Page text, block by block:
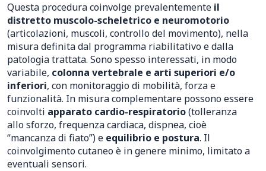
Questa procedura coinvolge prevalentemente il
distretto muscolo-scheletrico e neuromotorio
(articolazioni, muscoli, controllo del movimento), nella
misura definita dal programma riabilitativo e dalla
patologia trattata. Sono spesso interessati, in modo
variabile, colonna vertebrale e arti superiori e/o
inferiori, con monitoraggio di mobilità, forza e
funzionalità. In misura complementare possono essere
coinvolti apparato cardio-respiratorio(tolleranza
allo sforzo, frequenza cardiaca, dispnea, cioè
“mancanza di fiato”) e equilibrio e postura. Il
coinvolgimento cutaneo è in genere minimo, limitato a
eventuali sensori.